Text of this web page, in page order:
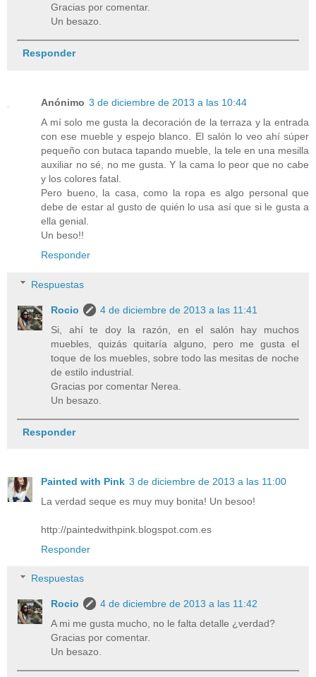
Gracias por comentar.
Un besazo.
Responder
Anónimo 3 de diciembre de 2013 a las 10:44
A mí solo me gusta la decoración de la terraza y la entrada
con ese mueble y espejo blanco. El salón lo veo ahí súper
pequeño con butaca tapando mueble, la tele en una mesilla
auxiliar no sé, no me gusta. Y la cama lo peor que no cabe
y los colores fatal.
Pero bueno, la casa, como la ropa es algo personal que
debe de estar al gusto de quién lo usa así que si le gusta a
ella genial.
Un beso!!
Responder
Respuestas
Rocio
4 de diciembre de 2013 a las 11:41
Si, ahí te doy la razón, en el salón hay muchos
muebles, quizás quitaría alguno, pero me gusta el
toque de los muebles, sobre todo las mesitas de noche
de estilo industrial.
Gracias por comentar Nerea.
Un besazo.
Responder
Painted with Pink 3 de diciembre de 2013 a las 11:00
La verdad seque es muy muy bonita! Un besoo!
http://paintedwithpink.blogspot.com.es
Responder
Respuestas
Rocio
4 de diciembre de 2013 a las 11:42
A mi me gusta mucho, no le falta detalle ¿verdad?
Gracias por comentar.
Un besazo.